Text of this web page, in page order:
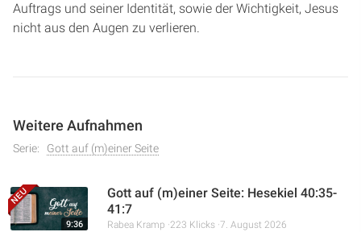
Auftrags und seiner Identität, sowie der Wichtigkeit, Jesus
nicht aus den Augen zu verlieren.
Weitere Aufnahmen
Serie: Gott auf (m)einer Seite
9:36
Gott auf (m)einer Seite: Hesekiel 40:35-
41:7
Rabea Kramp 223 Klicks 7. August 2026